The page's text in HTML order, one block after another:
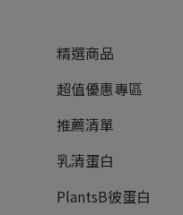
精選商品
超值優惠專區
推薦清單
乳清蛋白
PlantsB彼蛋白